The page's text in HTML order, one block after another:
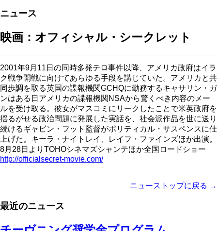
ニュース
映画：オフィシャル・シークレット
2001年9月11日の同時多発テロ事件以降、アメリカ政府はイラ
ク戦争開戦に向けてあらゆる手段を講じていた。アメリカと共
同歩調を取る英国の諜報機関GCHQに勤務するキャサリン・ガ
ンはある日アメリカの諜報機関NSAから驚くべき内容のメー
ルを受け取る。彼女がマスコミにリークしたことで米英政府を
揺るがせる政治問題に発展した実話を、社会派作品を世に送り
続けるギャビン・フット監督がポリティカル・サスペンスに仕
上げた。キーラ・ナイトレイ、レイフ・ファインズほか出演。
8月28日よりTOHOシネマズシャンテほか全国ロードショー
http://officialsecret-movie.com/
ニューストップに戻る →
最近のニュース